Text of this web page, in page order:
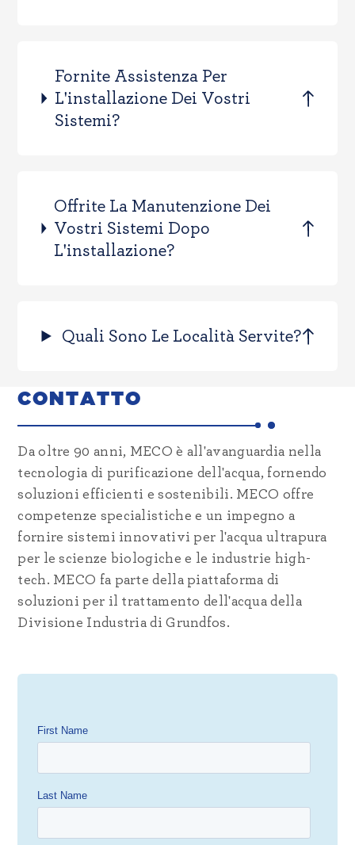
Fornite Assistenza Per
L'installazione Dei Vostri
Sistemi?
Offrite La Manutenzione Dei
Vostri Sistemi Dopo
L'installazione?
Quali Sono Le Località Servite?
CONTATTO
Da oltre 90 anni, MECO è all'avanguardia nella
tecnologia di purificazione dell'acqua, fornendo
soluzioni efficienti e sostenibili. MECO offre
competenze specialistiche e un impegno a
fornire sistemi innovativi per l'acqua ultrapura
per le scienze biologiche e le industrie high-
tech. MECO fa parte della piattaforma di
soluzioni per il trattamento dell'acqua della
Divisione Industria di Grundfos.